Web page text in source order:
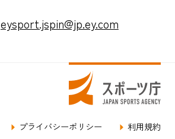
eysport.jspin@jp.ey.com
プライバシーポリシー 利用規約